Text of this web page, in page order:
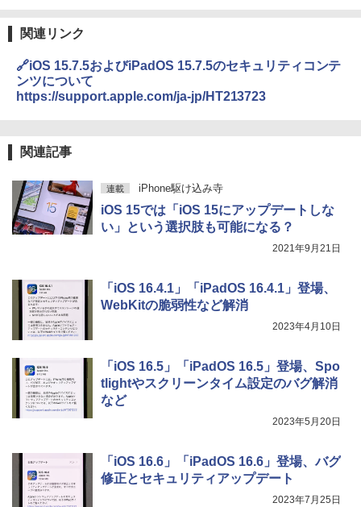
関連リンク
🔗iOS 15.7.5およびiPadOS 15.7.5のセキュリティコンテ
ンツについて
https://support.apple.com/ja-jp/HT213723
関連記事
連載 iPhone駆け込み寺
iOS 15では「iOS 15にアップデートしな
い」という選択肢も可能になる？
2021年9月21日
「iOS 16.4.1」「iPadOS 16.4.1」登場、
WebKitの脆弱性など解消
2023年4月10日
「iOS 16.5」「iPadOS 16.5」登場、Spo
tlightやスクリーンタイム設定のバグ解消
など
2023年5月20日
「iOS 16.6」「iPadOS 16.6」登場、バグ
修正とセキュリティアップデート
2023年7月25日